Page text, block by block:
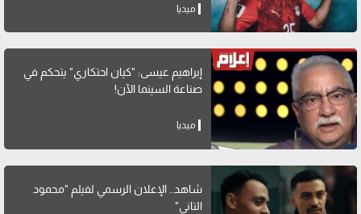
ميديا
إبراهيم عيسى: "كيان احتكاري" يتحكم في
صناعة السينما الآن!
ميديا
شاهد.. الإعلان الرسمي لفيلم "محمود
التاني"